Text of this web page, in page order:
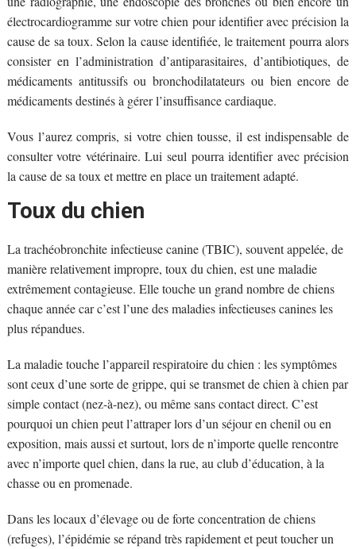
électrocardiogramme sur votre chien pour identifier avec précision la
cause de sa toux. Selon la cause identifiée, le traitement pourra alors
consister en l’administration d’antiparasitaires, d’antibiotiques, de
médicaments antitussifs ou bronchodilatateurs ou bien encore de
médicaments destinés à gérer l’insuffisance cardiaque.
Vous l’aurez compris, si votre chien tousse, il est indispensable de
consulter votre vétérinaire. Lui seul pourra identifier avec précision
la cause de sa toux et mettre en place un traitement adapté.
Toux du chien
La trachéobronchite infectieuse canine (TBIC), souvent appelée, de
manière relativement impropre, toux du chien, est une maladie
extrêmement contagieuse. Elle touche un grand nombre de chiens
chaque année car c’est l’une des maladies infectieuses canines les
plus répandues.
La maladie touche l’appareil respiratoire du chien : les symptômes
sont ceux d’une sorte de grippe, qui se transmet de chien à chien par
simple contact (nez-à-nez), ou même sans contact direct. C’est
pourquoi un chien peut l’attraper lors d’un séjour en chenil ou en
exposition, mais aussi et surtout, lors de n’importe quelle rencontre
avec n’importe quel chien, dans la rue, au club d’éducation, à la
chasse ou en promenade.
Dans les locaux d’élevage ou de forte concentration de chiens
(refuges), l’épidémie se répand très rapidement et peut toucher un